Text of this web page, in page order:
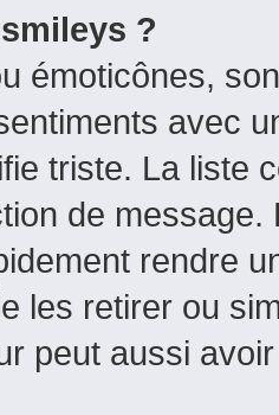
?
émoticônes,
avec
triste. La liste
de
rendre
les retirer ou
peut aussi